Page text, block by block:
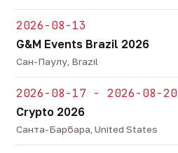
2026-08-13
G&M Events Brazil 2026
Сан-Паулу, Brazil
2026-08-17 - 2026-08-20
Crypto 2026
Санта-Барбара, United States